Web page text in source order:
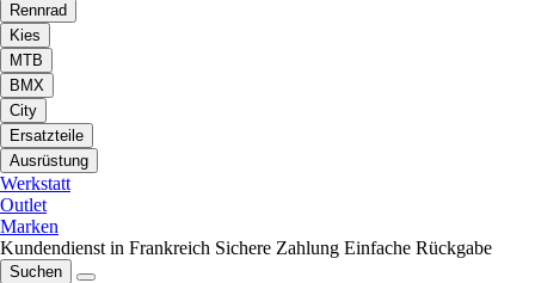
Rennrad
Kies
MTB
BMX
City
Ersatzteile
Ausrüstung
Werkstatt
Outlet
Marken
Kundendienst in Frankreich Sichere Zahlung Einfache Rückgabe
Suchen